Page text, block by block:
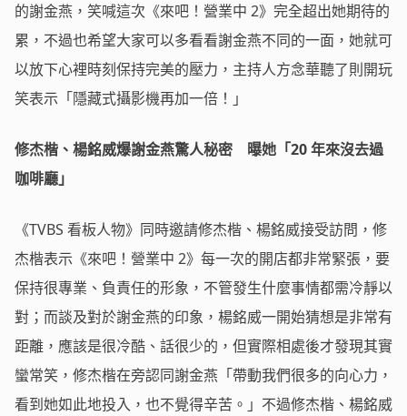
的謝金燕，笑喊這次《來吧！營業中 2》完全超出她期待的
累，不過也希望大家可以多看看謝金燕不同的一面，她就可
以放下心裡時刻保持完美的壓力，主持人方念華聽了則開玩
笑表示「隱藏式攝影機再加一倍！」
修杰楷、楊銘威爆謝金燕驚人秘密 曝她「20 年來沒去過
咖啡廳」
《TVBS 看板人物》同時邀請修杰楷、楊銘威接受訪問，修
杰楷表示《來吧！營業中 2》每一次的開店都非常緊張，要
保持很專業、負責任的形象，不管發生什麼事情都需冷靜以
對；而談及對於謝金燕的印象，楊銘威一開始猜想是非常有
距離，應該是很冷酷、話很少的，但實際相處後才發現其實
蠻常笑，修杰楷在旁認同謝金燕「帶動我們很多的向心力，
看到她如此地投入，也不覺得辛苦。」不過修杰楷、楊銘威